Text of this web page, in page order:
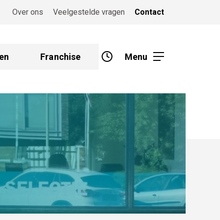
Over ons Veelgestelde vragen Contact
Franchise Menu